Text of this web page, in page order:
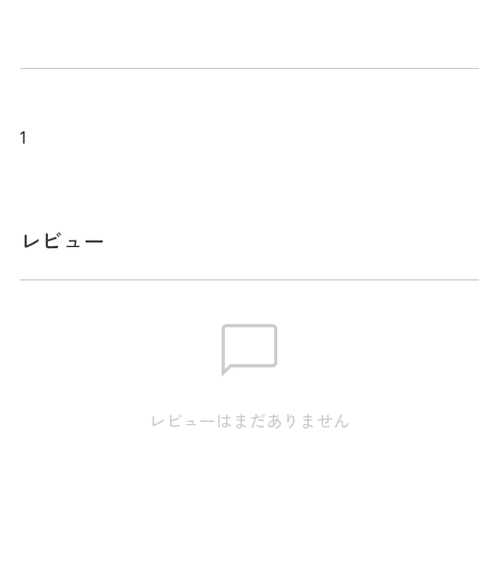
コンパクトなデザインのカートポチです。荷物が少ない方な
るのもオススメです。
メーカー品番：4984207
7cm、取手の長さ 20cm
1
レビュー
レビューはまだありません